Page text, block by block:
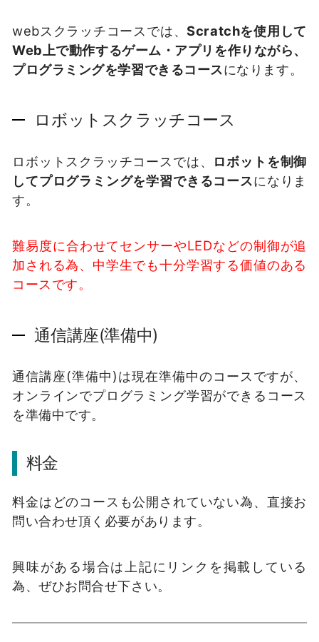
webスクラッチコースでは、Scratchを使用して
Web上で動作するゲーム・アプリを作りながら、
プログラミングを学習できるコースになります。
ロボットスクラッチコース
ロボットスクラッチコースでは、
ロボットを制御
してプログラミングを学習できるコースになりま
す。
難易度に合わせてセンサーやLEDなどの制御が追
加される為、中学生でも十分学習する価値のある
コースです。
通信講座(準備中)
通信講座(準備中)は現在準備中のコースですが、
オンラインでプログラミング学習ができるコース
を準備中です。
料金
料金はどのコースも公開されていない為、直接お
問い合わせ頂く必要があります。
興味がある場合は上記にリンクを掲載している
為、ぜひお問合せ下さい。